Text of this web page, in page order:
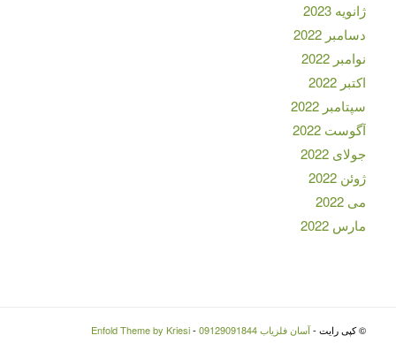
ژانویه 2023
دسامبر 2022
نوامبر 2022
اکتبر 2022
سپتامبر 2022
آگوست 2022
جولای 2022
ژوئن 2022
می 2022
مارس 2022
© کپی رایت -آسان فلزیاب 09129091844 -
Enfold Theme by Kriesi